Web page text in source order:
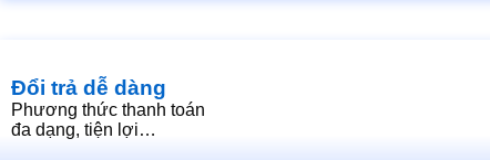
Đổi trả dễ dàng
Phương thức thanh toán
đa dạng, tiện lợi…